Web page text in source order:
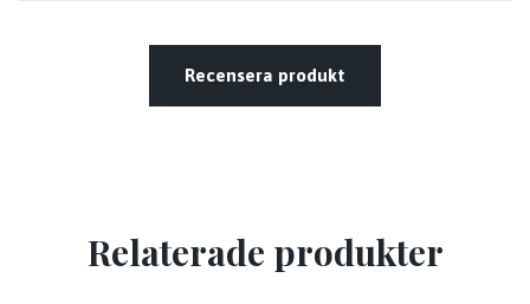
Recensera produkt
Relaterade produkter